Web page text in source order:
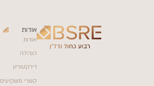
אודות
אודות
הנהלה
דירקטוריון
קשרי משקיעים